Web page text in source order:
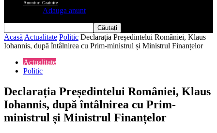
Anunturi Gratuite
Adauga anunt
Acasă Actualitate Politic Declarația Președintelui României, Klaus
Iohannis, după întâlnirea cu Prim-ministrul și Ministrul Finanțelor
Actualitate
Politic
Declarația Președintelui României, Klaus
Iohannis, după întâlnirea cu Prim-
ministrul și Ministrul Finanțelor